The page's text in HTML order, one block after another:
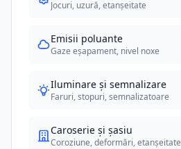
Jocuri, uzură, etanșeitate
Emisii poluante
Gaze eșapament, nivel noxe
Iluminare și semnalizare
Faruri, stopuri, semnalizatoare
Caroserie și șasiu
Coroziune, deformări, etanșeitate